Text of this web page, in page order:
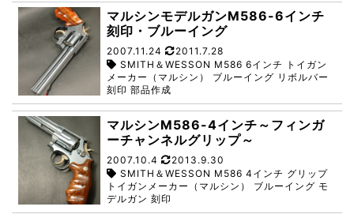
マルシンモデルガンM586-6インチ
刻印・ブルーイング
2007.11.24
2011.7.28
SMITH＆WESSON M586 6インチ トイガン
メーカー（マルシン） ブルーイング リボルバー
刻印 部品作成
マルシンM586-4インチ～フィンガ
ーチャンネルグリップ～
2007.10.4
2013.9.30
SMITH＆WESSON M586 4インチ グリップ
トイガンメーカー（マルシン） ブルーイング モ
デルガン 刻印